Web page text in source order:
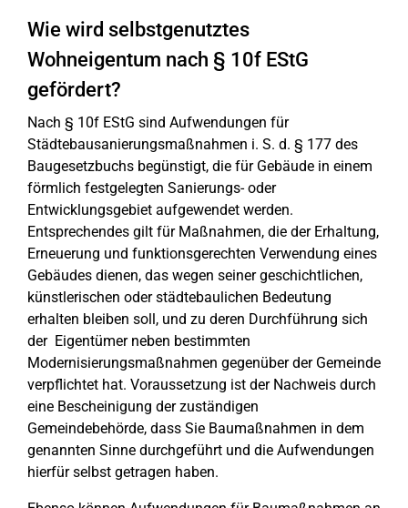
Wie wird selbstgenutztes
Wohneigentum nach § 10f EStG
gefördert?
Nach § 10f EStG sind Aufwendungen für
Städtebausanierungsmaßnahmen i. S. d. § 177 des
Baugesetzbuchs begünstigt, die für Gebäude in einem
förmlich festgelegten Sanierungs- oder
Entwicklungsgebiet aufgewendet werden.
Entsprechendes gilt für Maßnahmen, die der Erhaltung,
Erneuerung und funktionsgerechten Verwendung eines
Gebäudes dienen, das wegen seiner geschichtlichen,
künstlerischen oder städtebaulichen Bedeutung
erhalten bleiben soll, und zu deren Durchführung sich
der Eigentümer neben bestimmten
Modernisierungsmaßnahmen gegenüber der Gemeinde
verpflichtet hat. Voraussetzung ist der Nachweis durch
eine Bescheinigung der zuständigen
Gemeindebehörde, dass Sie Baumaßnahmen in dem
genannten Sinne durchgeführt und die Aufwendungen
hierfür selbst getragen haben.